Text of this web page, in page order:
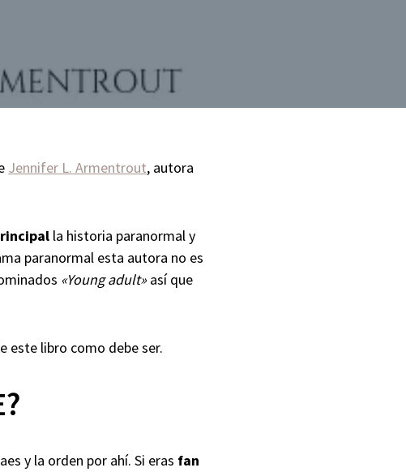
Jennifer L. Armentrout, autora
la historia paranormal y
paranormal esta autora no es
«Young adult» así que
este libro como debe ser.
y la orden por ahí. Si eras fan